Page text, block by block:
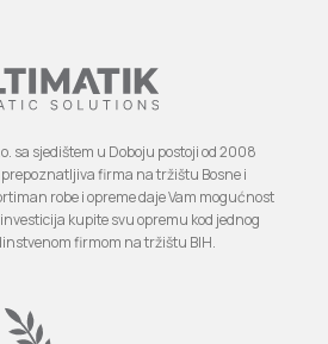
sa sjedištem u Doboju postoji od 2008
firma na tržištu Bosne i
robe i opreme daje Vam mogućnost
kupite svu opremu kod jednog
firmom na tržištu BIH.